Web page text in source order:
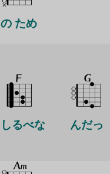
の ため
しるべな んだっ